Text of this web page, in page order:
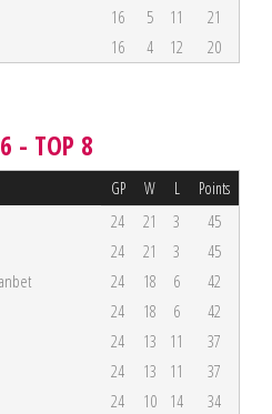
16 5 11
21
16 4 12 20
- TOP 8
GP W L Points
24 21 3
45
24 21 3
45
24 18 6
42
24 18 6
42
24 13 11
37
24 13 11
37
24 10 14
34